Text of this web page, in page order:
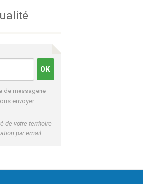
de messagerie
envoyer
de votre territoire
par email